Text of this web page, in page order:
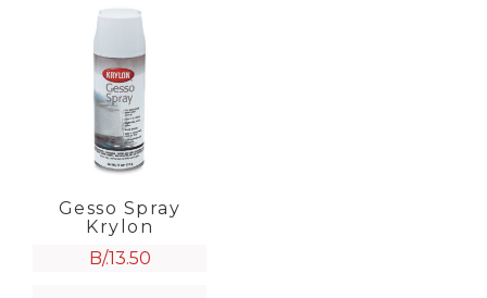
Gesso Spray
Krylon
B/.13.50